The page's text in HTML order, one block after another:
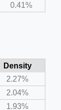
0.41%
Density
2.27%
2.04%
1.93%